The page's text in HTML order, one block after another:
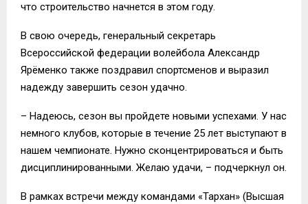
что строительство начнется в этом году.
В свою очередь, генеральный секретарь
Всероссийской федерации волейбола Александр
Ярёменко также поздравил спортсменов и выразил
надежду завершить сезон удачно.
– Надеюсь, сезон вы пройдете новыми успехами. У нас
немного клубов, которые в течение 25 лет выступают в
нашем чемпионате. Нужно сконцентрироваться и быть
дисциплинированными. Желаю удачи, – подчеркнул он.
В рамках встречи между командами «Тархан» (Высшая